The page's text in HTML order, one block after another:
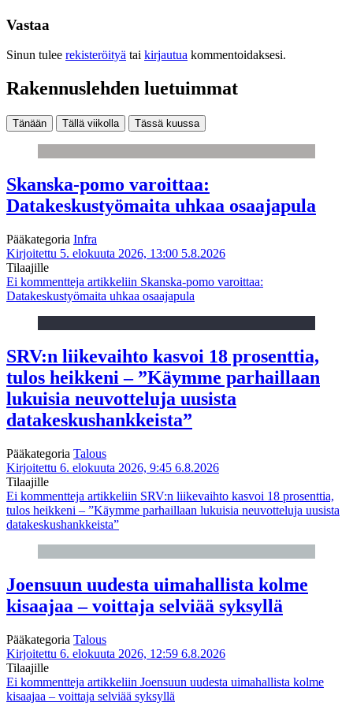
Vastaa
Sinun tulee rekisteröityä tai kirjautua kommentoidaksesi.
Rakennuslehden luetuimmat
Tänään Tällä viikolla Tässä kuussa
Skanska-pomo varoittaa:
Datakeskustyömaita uhkaa osaajapula
Pääkategoria Infra
Kirjoitettu 5. elokuuta 2026, 13:00 5.8.2026
Tilaajille
Ei kommentteja artikkeliin Skanska-pomo varoittaa:
Datakeskustyömaita uhkaa osaajapula
SRV:n liikevaihto kasvoi 18 prosenttia,
tulos heikkeni – ”Käymme parhaillaan
lukuisia neuvotteluja uusista
datakeskushankkeista”
Pääkategoria Talous
Kirjoitettu 6. elokuuta 2026, 9:45 6.8.2026
Tilaajille
Ei kommentteja artikkeliin SRV:n liikevaihto kasvoi 18 prosenttia,
tulos heikkeni – ”Käymme parhaillaan lukuisia neuvotteluja uusista
datakeskushankkeista”
Joensuun uudesta uimahallista kolme
kisaajaa – voittaja selviää syksyllä
Pääkategoria Talous
Kirjoitettu 6. elokuuta 2026, 12:59 6.8.2026
Tilaajille
Ei kommentteja artikkeliin Joensuun uudesta uimahallista kolme
kisaajaa – voittaja selviää syksyllä